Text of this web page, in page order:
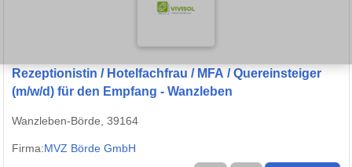
Rezeptionistin / Hotelfachfrau / MFA / Quereinsteiger
(m/w/d) für den Empfang - Wanzleben
Wanzleben-Börde, 39164
Firma:MVZ Börde GmbH